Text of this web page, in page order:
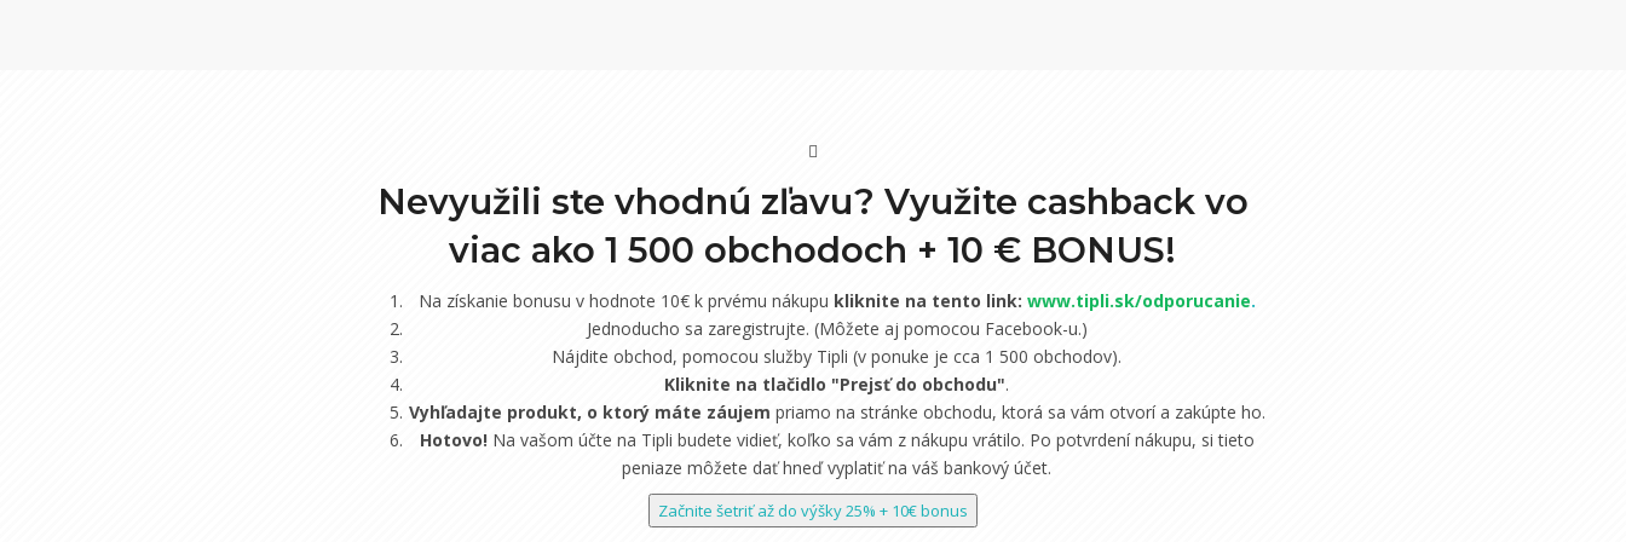
Nevyužili ste vhodnú zľavu? Využite cashback vo
viac ako 1 500 obchodoch +10 € BONUS!
Na získanie bonusu v hodnote 10€ k prvému nákupu kliknite na tento link: www.tipli.sk/odporucanie.
Jednoducho sa zaregistrujte. (Môžete aj pomocou Facebook-u.)
Nájdite obchod, pomocou služby Tipli (v ponuke je cca 1 500 obchodov).
Kliknite na tlačidlo "Prejsť do obchodu".
Vyhľadajte produkt, o ktorý máte záujem priamo na stránke obchodu, ktorá sa vám otvorí a zakúpte ho.
Hotovo!Na vašom účte na Tipli budete vidieť, koľko sa vám z nákupu vrátilo. Po potvrdení nákupu, si tieto
peniaze môžete dať hneď vyplatiť na váš bankový účet.
Začnite šetriť až do výšky 25% + 10€ bonus